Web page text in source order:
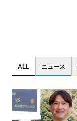
ALL ニュース